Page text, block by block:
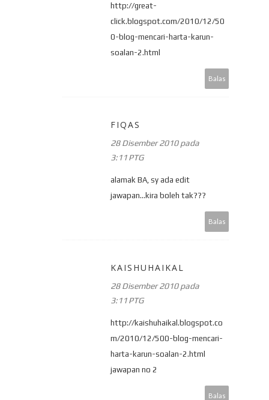
http://great-
click.blogspot.com/2010/12/50
0-blog-mencari-harta-karun-
soalan-2.html
Balas
FIQAS
28 Disember 2010 pada
3:11 PTG
alamak BA, sy ada edit
jawapan...kira boleh tak???
Balas
KAISHUHAIKAL
28 Disember 2010 pada
3:11 PTG
http://kaishuhaikal.blogspot.co
m/2010/12/500-blog-mencari-
harta-karun-soalan-2.html
jawapan no 2
Balas